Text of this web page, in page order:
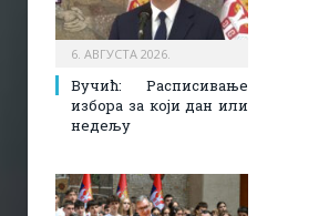
6. АВГУСТА 2026.
Вучић: Расписивање
избора за који дан или
недељу